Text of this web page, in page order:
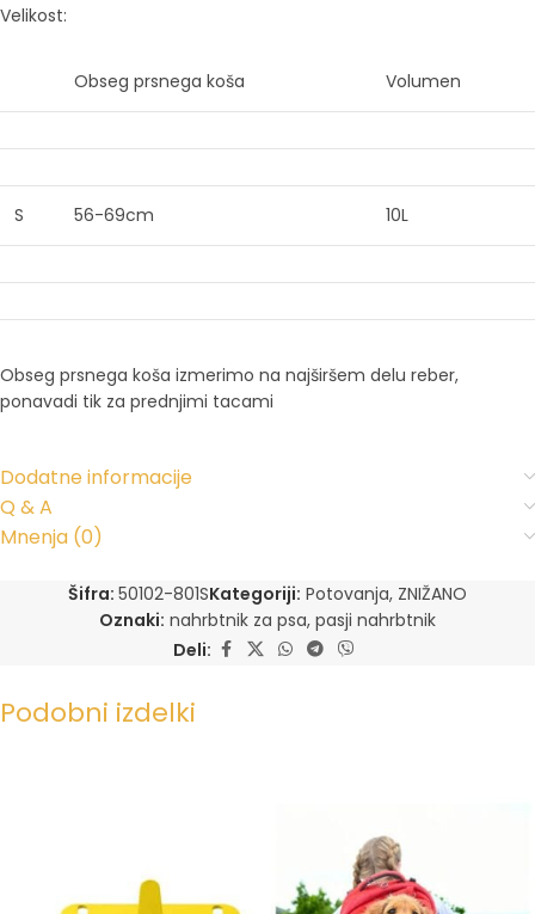
Velikost:
Obseg prsnega koša Volumen
S 56-69cm 10L
Obseg prsnega koša izmerimo na najširšem delu reber,
ponavadi tik za prednjimi tacami
Dodatne informacije
Q & A
Mnenja (0)
Šifra: 50102-801SKategoriji: Potovanja, ZNIŽANO
Oznaki: nahrbtnik za psa, pasji nahrbtnik
Deli:
Podobni izdelki